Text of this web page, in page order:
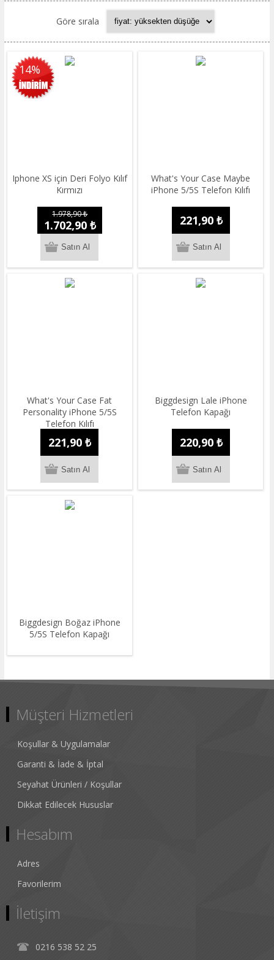
Göre sırala
14%
Iphone XS için Deri Folyo Kılıf
Kırmızı
1.978,90 ₺
1.702,90 ₺
What's Your Case Maybe
iPhone 5/5S Telefon Kılıfı
221,90 ₺
What's Your Case Fat
Personality iPhone 5/5S
Telefon Kılıfı
221,90 ₺
Biggdesign Lale iPhone
Telefon Kapağı
220,90 ₺
Biggdesign Boğaz iPhone
5/5S Telefon Kapağı
Müşteri Hizmetleri
Koşullar & Uygulamalar
Garanti & İade & İptal
Seyahat Ürünleri / Koşullar
Dikkat Edilecek Hususlar
Hesabım
Adres
Favorilerim
İletişim
0216 538 52 25